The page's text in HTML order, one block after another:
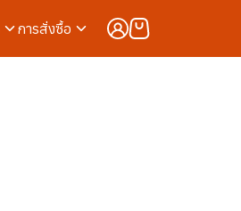
การสั่งซื้อ